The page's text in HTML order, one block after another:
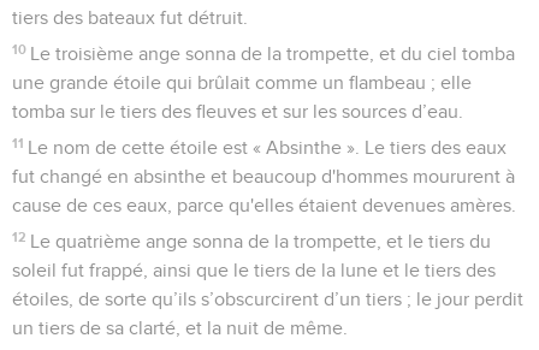
tiers des bateaux fut détruit.
10 Le troisième ange sonna de la trompette, et du ciel tomba
une grande étoile qui brûlait comme un flambeau ; elle
tomba sur le tiers des fleuves et sur les sources d’eau.
11 Le nom de cette étoile est « Absinthe ». Le tiers des eaux
fut changé en absinthe et beaucoup d'hommes moururent à
cause de ces eaux, parce qu'elles étaient devenues amères.
12 Le quatrième ange sonna de la trompette, et le tiers du
soleil fut frappé, ainsi que le tiers de la lune et le tiers des
étoiles, de sorte qu’ils s’obscurcirent d’un tiers ; le jour perdit
un tiers de sa clarté, et la nuit de même.